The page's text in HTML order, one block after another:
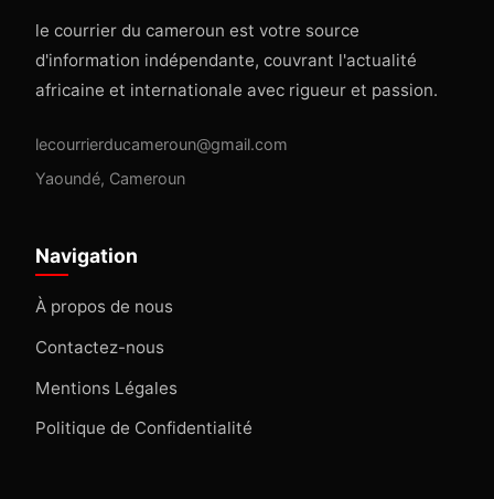
le courrier du cameroun est votre source
d'information indépendante, couvrant l'actualité
africaine et internationale avec rigueur et passion.
lecourrierducameroun@gmail.com
Yaoundé, Cameroun
Navigation
À propos de nous
Contactez-nous
Mentions Légales
Politique de Confidentialité